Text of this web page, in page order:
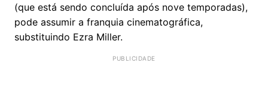
(que está sendo concluída após nove temporadas),
pode assumir a franquia cinematográfica,
substituindo Ezra Miller.